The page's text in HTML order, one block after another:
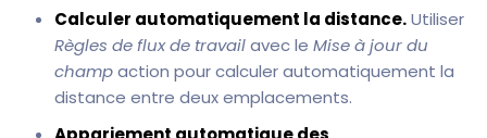
Calculer automatiquement la distance.Utiliser
Règles de flux de travailavec le Mise à jour du
champaction pour calculer automatiquement la
distance entre deux emplacements.